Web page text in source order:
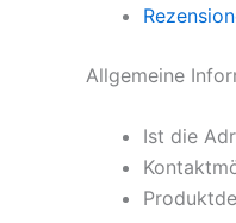
Allgemeine
Ist die